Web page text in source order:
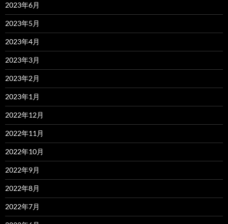
2023年6月
2023年5月
2023年4月
2023年3月
2023年2月
2023年1月
2022年12月
2022年11月
2022年10月
2022年9月
2022年8月
2022年7月